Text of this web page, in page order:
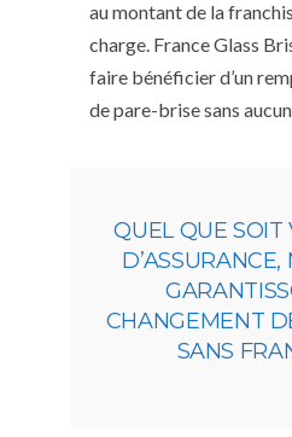
au montant de la
charge. France Glass
faire bénéficier d’un
de pare-brise sans
QUEL QUE SOIT
CHANGEMENT
SANS